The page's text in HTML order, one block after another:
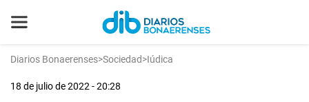
Diarios Bonaerenses>Sociedad>Iúdica
18 de julio de 2022 - 20:28